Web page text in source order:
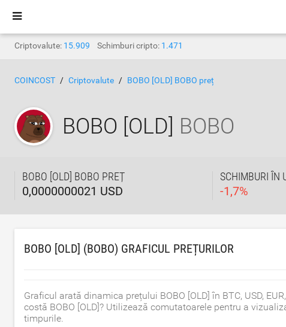
Criptovalute: 15.909 Schimburi cripto: 1.471
COINCOST Criptovalute BOBO [OLD] BOBO preț
BOBO [OLD] BOBO
BOBO [OLD] BOBO PREȚ
0,0000000021 USD
SCHIMBURI ÎN
-1,7%
BOBO [OLD] (BOBO) GRAFICUL PREȚURILOR
Graficul arată dinamica prețului BOBO [OLD] în BTC, USD, EUR,
costă BOBO [OLD]? Utilizează comutatoarele pentru a
timpurile.